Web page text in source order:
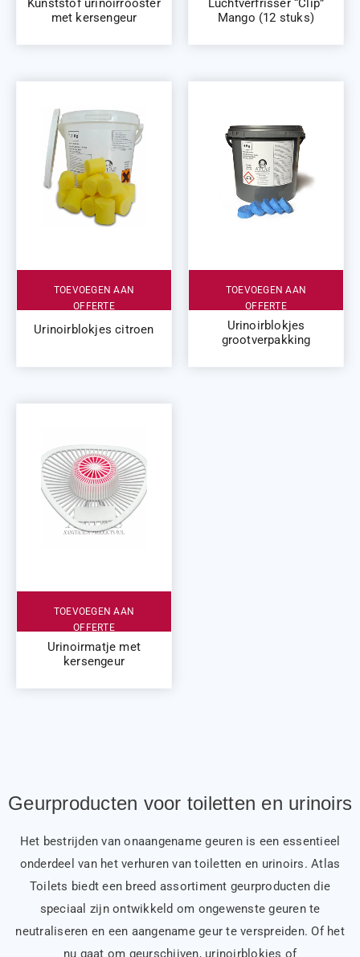
Kunststof urinoirrooster
met kersengeur
Luchtverfrisser “Clip”
Mango (12 stuks)
TOEVOEGEN AAN
OFFERTE
Urinoirblokjes citroen
TOEVOEGEN AAN
OFFERTE
Urinoirblokjes
grootverpakking
TOEVOEGEN AAN
OFFERTE
Urinoirmatje met
kersengeur
Geurproducten voor toiletten en urinoirs
Het bestrijden van onaangename geuren is een essentieel
onderdeel van het verhuren van toiletten en urinoirs. Atlas
Toilets biedt een breed assortiment geurproducten die
speciaal zijn ontwikkeld om ongewenste geuren te
neutraliseren en een aangename geur te verspreiden. Of het
nu gaat om geurschijven, urinoirblokjes of